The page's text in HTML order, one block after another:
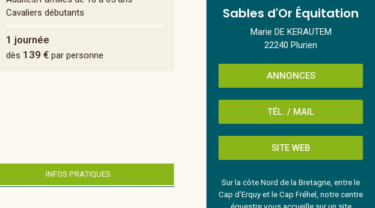
Cavaliers débutants
1 journée
dès 139 €par personne
INFOS PRATIQUES
Sables d'Or Équitation
Marie DE KERAUTEM
22240 Plurien
ANNONCES
TÉL. / MAIL
SITE WEB
Sur la côte Nord de la Bretagne, entre le
Cap d’Erquy et le Cap Fréhel, notre centre